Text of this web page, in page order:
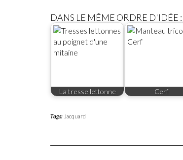
DANS LE MÊME ORDRE D'IDÉE :
La tresse lettonne Cerf
Tags: Jacquard